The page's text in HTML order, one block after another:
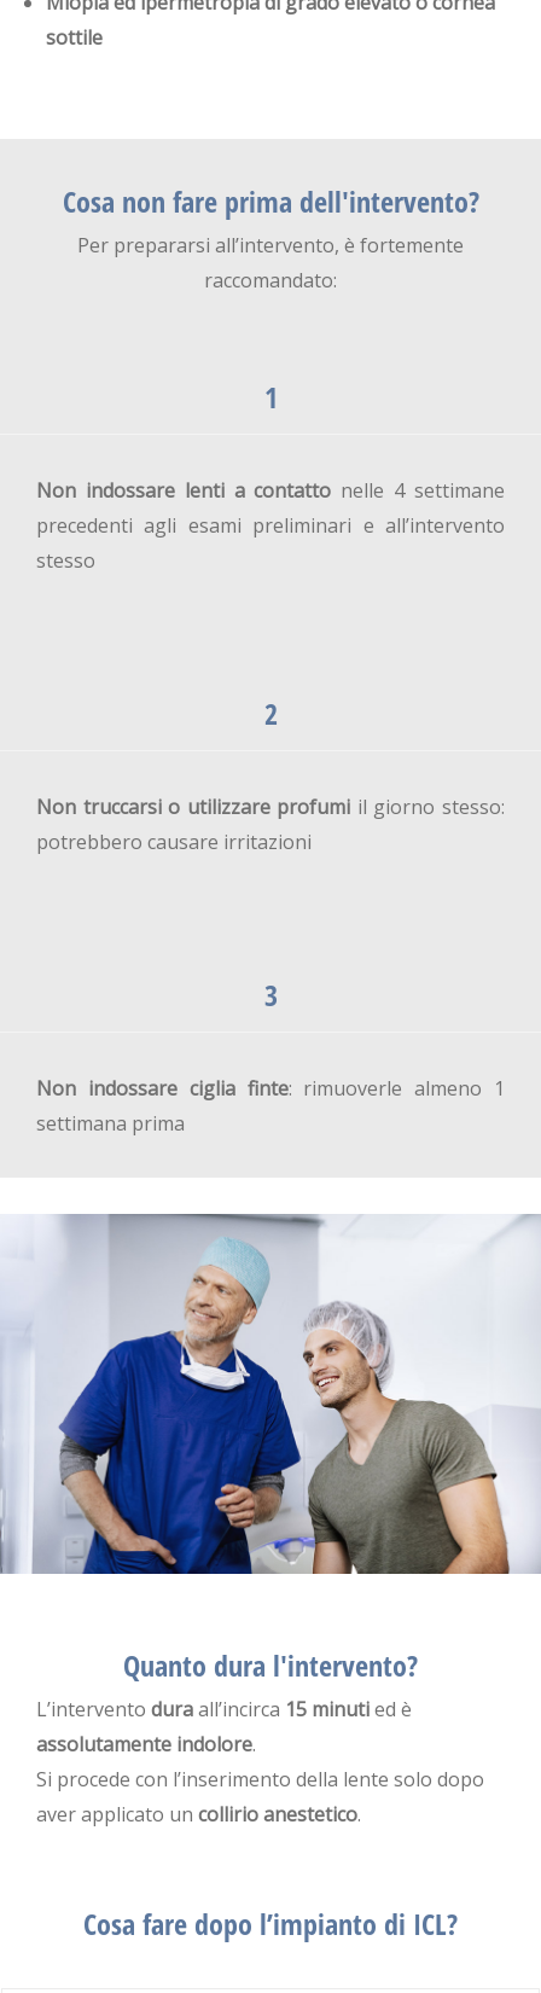
sottile
Cosa non fare prima dell'intervento?
Per prepararsi all’intervento, è fortemente
raccomandato:
1
Non indossare lenti a contatto nelle 4 settimane
precedenti agli esami preliminari e all’intervento
stesso
2
Non truccarsi o utilizzare profumi il giorno stesso:
potrebbero causare irritazioni
3
Non indossare ciglia finte: rimuoverle almeno 1
settimana prima
Quanto dura l'intervento?
L’intervento duraall’incirca 15 minutied è
assolutamente indolore.
Si procede con l’inserimento della lente solo dopo
aver applicato un collirio anestetico.
Cosa fare dopo l’impianto di ICL?